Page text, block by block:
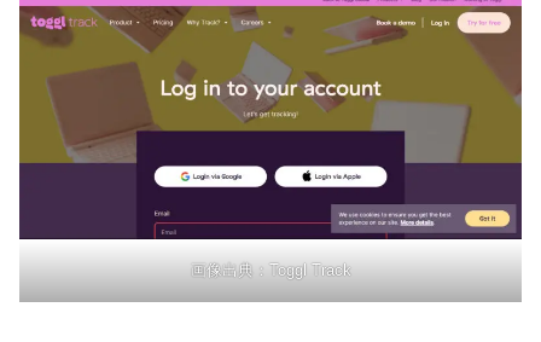
画像出典：Toggl Track